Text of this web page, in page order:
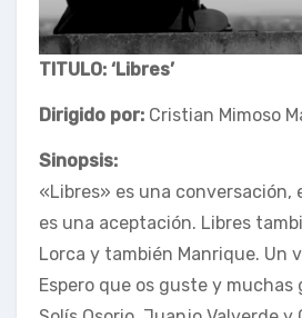
TITULO: ‘Libres’
Dirigido por: Cristian Mimoso
Sinopsis:
«Libres» es una conversación,
es una aceptación. Libres
Lorca y también Manrique. Un
Espero que os guste y muchas